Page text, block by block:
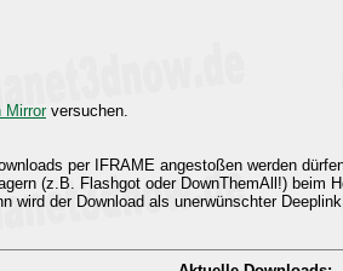
Mirrorversuchen.
per IFRAME angestoßen werden
(z.B. Flashgot oder DownThemAll!) beim
wird der Download als unerwünschter